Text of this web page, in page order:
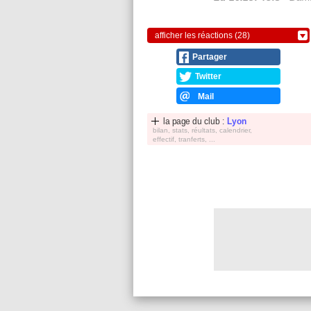
afficher les réactions (28)
Partager
Twitter
Mail
la page du club : Lyon
bilan, stats, réultats, calendrier,
effectif, tranferts, ...